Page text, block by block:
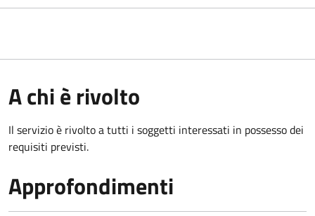
A chi è rivolto
Il servizio è rivolto a tutti i soggetti interessati in possesso dei
requisiti previsti.
Approfondimenti